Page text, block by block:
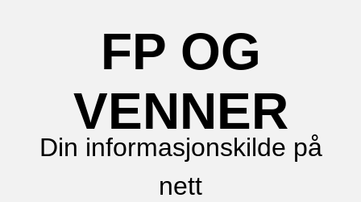
FP OG
VENNER
Din informasjonskilde på
nett